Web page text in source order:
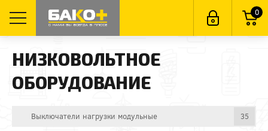
0
НИЗКОВОЛЬТНОЕ
ОБОРУДОВАНИЕ
Выключатели нагрузки модульные 35